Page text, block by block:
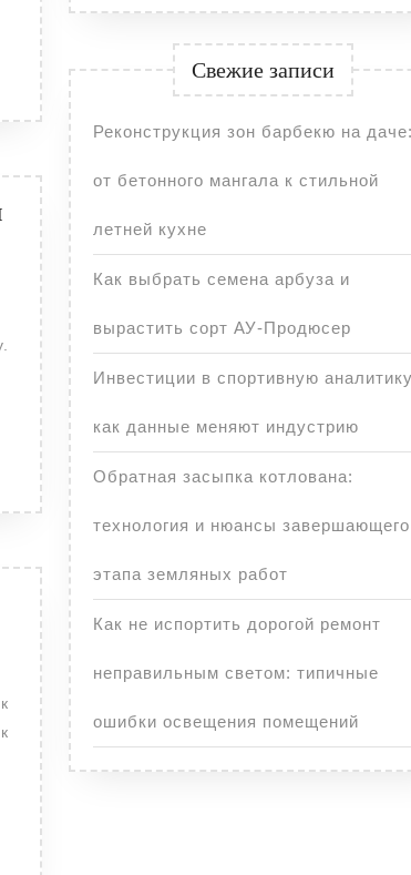
Свежие записи
Реконструкция зон барбекю на даче:
от бетонного мангала к стильной
летней кухне
Как выбрать семена арбуза и
вырастить сорт АУ-Продюсер
Инвестиции в спортивную
как данные меняют индустрию
Обратная засыпка котлована:
технология и нюансы завершающего
этапа земляных работ
Как не испортить дорогой ремонт
неправильным светом: типичные
ошибки освещения помещений